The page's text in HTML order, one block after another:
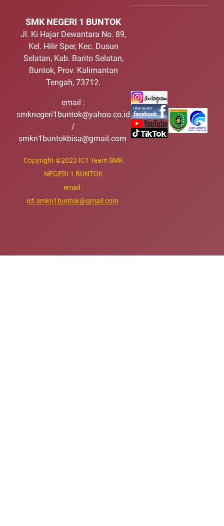
SMK NEGERI 1 BUNTOK
Jl. Ki Hajar Dewantara No. 89,
Kel. Hilir Sper, Kec. Dusun
Selatan, Kab. Barito Selatan,
Buntok, Prov. Kalimantan
Tengah, 73712.
email :
smknegeri1buntok@yahoo.co.id
/
smkn1buntokbisa@gmail.com
Copyright ©2023 ICT Team SMK
NEGERI 1 BUNTOK
email :
ict.smkn1buntok@gmail.com